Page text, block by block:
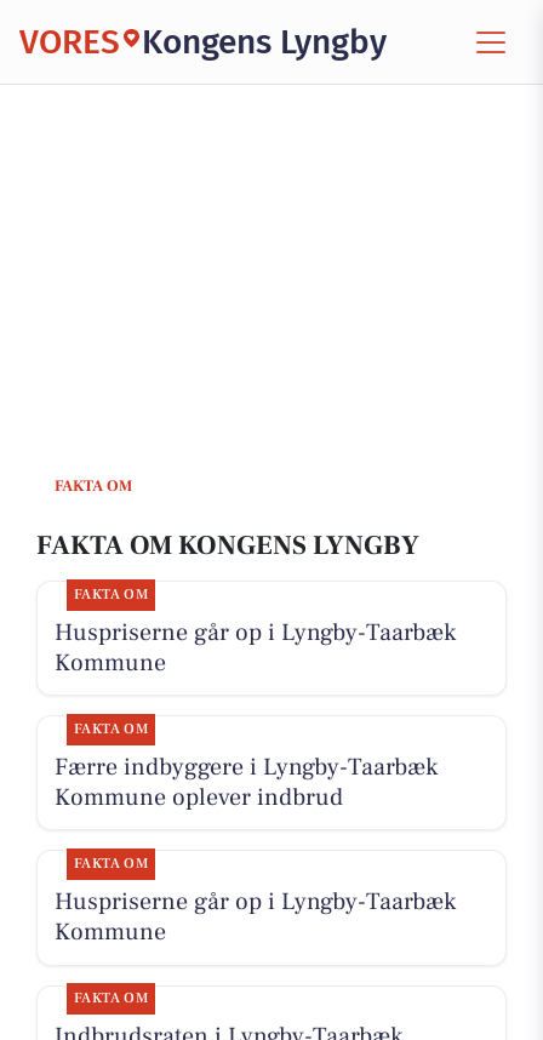
VORES Kongens Lyngby
FAKTA OM
FAKTA OM KONGENS LYNGBY
FAKTA OM
Huspriserne går op i Lyngby-Taarbæk
Kommune
FAKTA OM
Færre indbyggere i Lyngby-Taarbæk
Kommune oplever indbrud
FAKTA OM
Huspriserne går op i Lyngby-Taarbæk
Kommune
FAKTA OM